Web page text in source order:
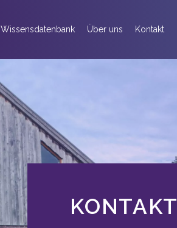
Wissensdatenbank Über uns Kontakt
KONTAKT